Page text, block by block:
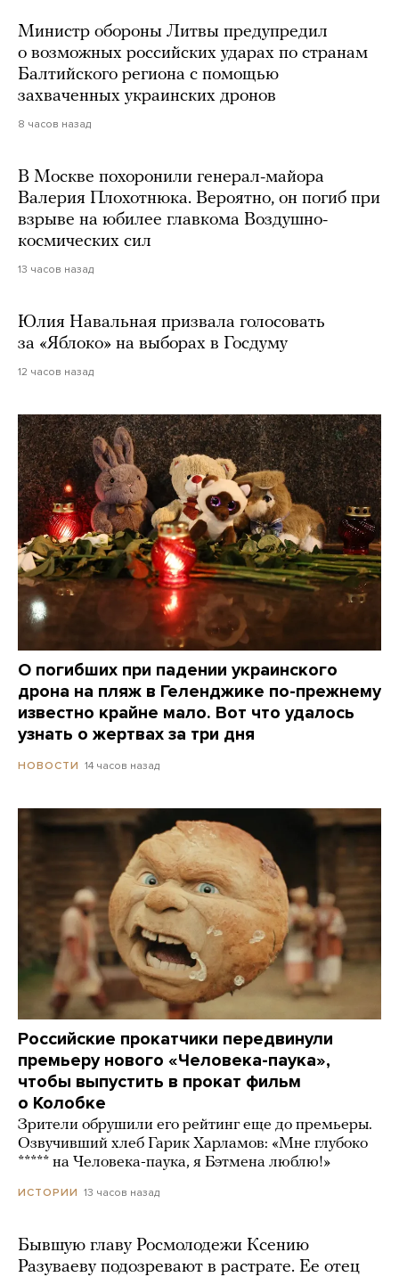
Министр обороны Литвы предупредил
о возможных российских ударах по странам
Балтийского региона с помощью
захваченных украинских дронов
8 часов назад
В Москве похоронили генерал-майора
Валерия Плохотнюка. Вероятно, он погиб при
взрыве на юбилее главкома Воздушно-
космических сил
13 часов назад
Юлия Навальная призвала голосовать
за «Яблоко» на выборах в Госдуму
12 часов назад
О погибших при падении украинского
дрона на пляж в Геленджике по-прежнему
известно крайне мало. Вот что удалось
узнать о жертвах за три дня
НОВОСТИ 14 часов назад
Российские прокатчики передвинули
премьеру нового «Человека-паука»,
чтобы выпустить в прокат фильм
о Колобке
Зрители обрушили его рейтинг еще до премьеры.
Озвучивший хлеб Гарик Харламов: «Мне глубоко
***** на Человека-паука, я Бэтмена люблю!»
ИСТОРИИ 13 часов назад
Бывшую главу Росмолодежи Ксению
Разуваеву подозревают в растрате. Ее отец